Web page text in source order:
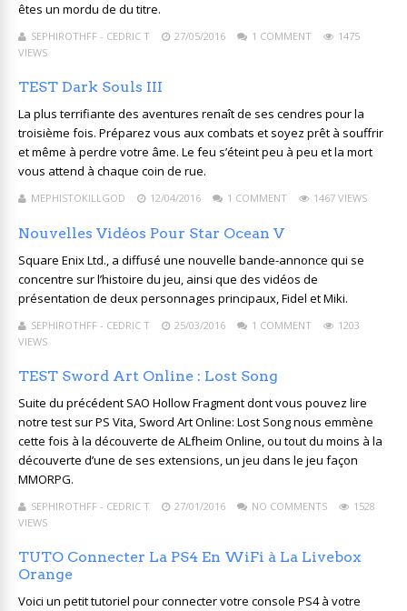
êtes un mordu de du titre.
SEPHIROTHFF - CEDRIC T 27/05/2016 1 COMMENT
1475
VIEWS
TEST Dark Souls III
La plus terrifiante des aventures renaît de ses cendres pour la
troisième fois. Préparez vous aux combats et soyez prêt à souffrir
et même à perdre votre âme. Le feu s’éteint peu à peu et la mort
vous attend à chaque coin de rue.
MEPHISTOKILLGOD 12/04/2016 1 COMMENT 1467 VIEWS
Nouvelles Vidéos Pour Star Ocean V
Square Enix Ltd., a diffusé une nouvelle bande-annonce qui se
concentre sur l’histoire du jeu, ainsi que des vidéos de
présentation de deux personnages principaux, Fidel et Miki.
SEPHIROTHFF - CEDRIC T 25/03/2016 1 COMMENT
1203
VIEWS
TEST Sword Art Online : Lost Song
Suite du précédent SAO Hollow Fragment dont vous pouvez lire
notre test sur PS Vita, Sword Art Online: Lost Song nous emmène
cette fois à la découverte de ALfheim Online, ou tout du moins à la
découverte d’une de ses extensions, un jeu dans le jeu façon
MMORPG.
SEPHIROTHFF - CEDRIC T 27/01/2016 NO COMMENTS
1528
VIEWS
TUTO Connecter La PS4 En WiFi à La Livebox
Orange
Voici un petit tutoriel pour connecter votre console PS4 à votre